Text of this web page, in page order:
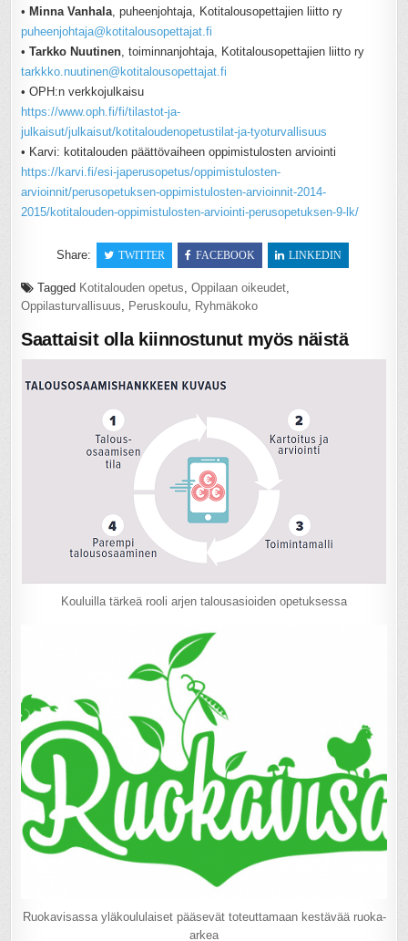
• Minna Vanhala, puheenjohtaja, Kotitalousopettajien liitto ry
puheenjohtaja@kotitalousopettajat.fi
•Tarkko Nuutinen, toiminnanjohtaja, Kotitalousopettajien liitto ry
tarkkko.nuutinen@kotitalousopettajat.fi
• OPH:n verkkojulkaisu
https://www.oph.fi/fi/tilastot-ja-
julkaisut/julkaisut/kotitaloudenopetustilat-ja-tyoturvallisuus
• Karvi: kotitalouden päättövaiheen oppimistulosten arviointi
https://karvi.fi/esi-japerusopetus/oppimistulosten-
arvioinnit/perusopetuksen-oppimistulosten-arvioinnit-2014-
2015/kotitalouden-oppimistulosten-arviointi-perusopetuksen-9-lk/
Share: TWITTER FACEBOOK LINKEDIN
Tagged Kotitalouden opetus,Oppilaan oikeudet,
Oppilasturvallisuus, Peruskoulu, Ryhmäkoko
Saattaisit olla kiinnostunut myös näistä
Kouluilla tärkeä rooli arjen talousasioiden opetuksessa
Ruokavisassa yläkoululaiset pääsevät toteuttamaan kestävää ruoka-
arkea